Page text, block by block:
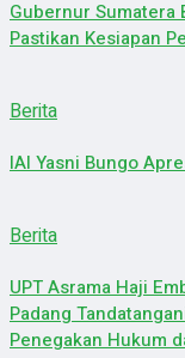
Gubernur Sumatera
Pastikan Kesiapan
Berita
IAI Yasni Bungo
Berita
UPT Asrama Haji
Padang
Penegakan Hukum